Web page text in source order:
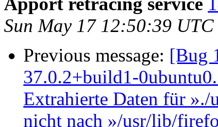
Sun May 17 12:50:39 UTC
Previous message: [Bug
37.0.2+build1-
Extrahierte Daten für
nicht nach »/usr/lib/